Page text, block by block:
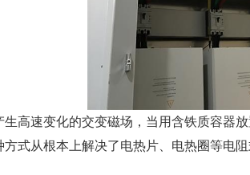
高速变化的交变磁场，当用含铁质容器
式从根本上解决了电热片、电热圈等电阻